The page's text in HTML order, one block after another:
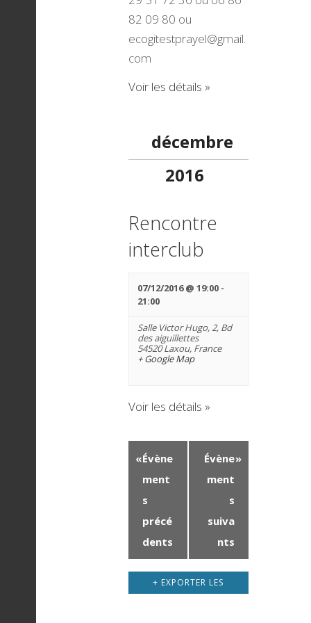
u
s
É
v
è
n
m
n
82 09 80 ou
ecogitestprayel@gmail.
com
Voir les détails »
décembre
2016
Rencontre
interclub
07/12/2016 @ 19:00-
21:00
Salle Victor Hugo, 2, Bd
des aiguillettes
54520 Laxou, France
+ Google Map
Voir les détails »
«Évène
ment
s
précé
dents
Évène
ment
s
suiva
nts
»
+ EXPORTER LES